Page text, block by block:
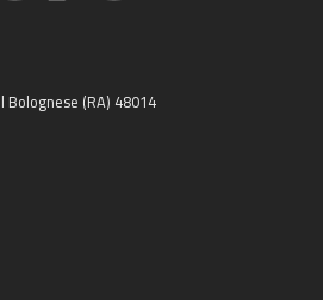
Bolognese (RA) 48014